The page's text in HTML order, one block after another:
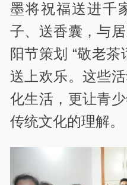
墨将祝福送进千
子、送香囊，与
阳节策划 “敬老茶
送上欢乐。这些
化生活，更让青
传统文化的理解。